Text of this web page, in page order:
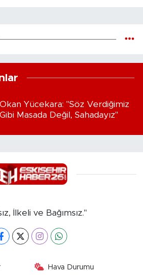
Okan Yücekara: "Söz Verdiğimiz
Gibi Masada Değil, Sahadayız"
İlkeli ve Bağımsız."
Hava Durumu